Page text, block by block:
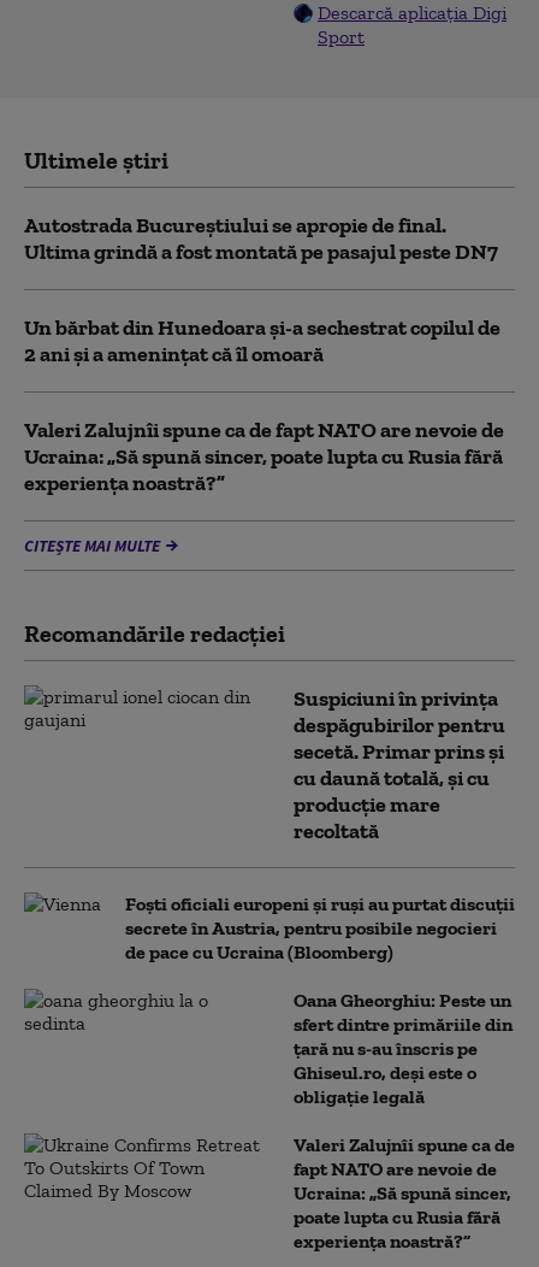
Descarcă aplicația Digi
Sport
Ultimele știri
Autostrada Bucureștiului se apropie de final.
Ultima grindă a fost montată pe pasajul peste DN7
Un bărbat din Hunedoara și-a sechestrat copilul de
2 ani și a amenințat că îl omoară
Valeri Zalujnîi spune ca de fapt NATO are nevoie de
Ucraina: „Să spună sincer, poate lupta cu Rusia fără
experiența noastră?”
CITEȘTE MAI MULTE
Recomandările redacţiei
Suspiciuni în privința
despăgubirilor pentru
secetă. Primar prins și
cu daună totală, și cu
producție mare
recoltată
Foști oficiali europeni și ruși au purtat discuții
secrete în Austria, pentru posibile negocieri
de pace cu Ucraina (Bloomberg)
Oana Gheorghiu: Peste un
sfert dintre primăriile din
țară nu s-au înscris pe
Ghiseul.ro, deși este o
obligație legală
Valeri Zalujnîi spune ca de
fapt NATO are nevoie de
Ucraina: „Să spună sincer,
poate lupta cu Rusia fără
experiența noastră?”